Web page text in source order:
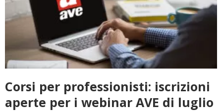
Corsi per professionisti: iscrizioni
aperte per i webinar AVE di luglio